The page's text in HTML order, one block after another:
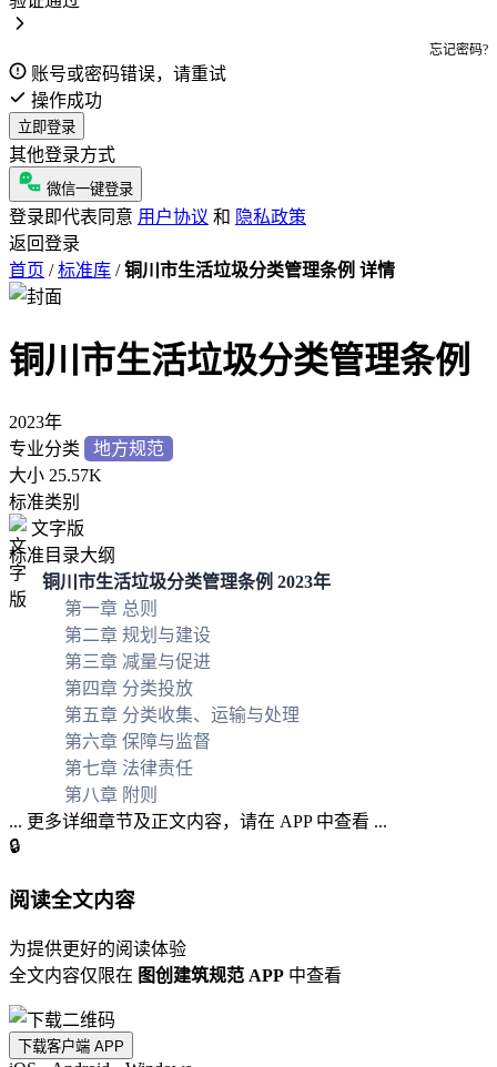
忘记密码?
账号或密码错误，请重试
操作成功
立即登录
其他登录方式
微信一键登录
登录即代表同意 用户协议 和 隐私政策
返回登录
首页 / 标准库 / 铜川市生活垃圾分类管理条例 详情
铜川市生活垃圾分类管理条例
2023年
专业分类
地方规范
大小 25.57K
标准类别
文字版
标准目录大纲
铜川市生活垃圾分类管理条例 2023年
第一章 总则
第二章 规划与建设
第三章 减量与促进
第四章 分类投放
第五章 分类收集、运输与处理
第六章 保障与监督
第七章 法律责任
第八章 附则
... 更多详细章节及正文内容，请在 APP 中查看 ...
🔒
阅读全文内容
为提供更好的阅读体验
全文内容仅限在 图创建筑规范 APP 中查看
下载客户端 APP